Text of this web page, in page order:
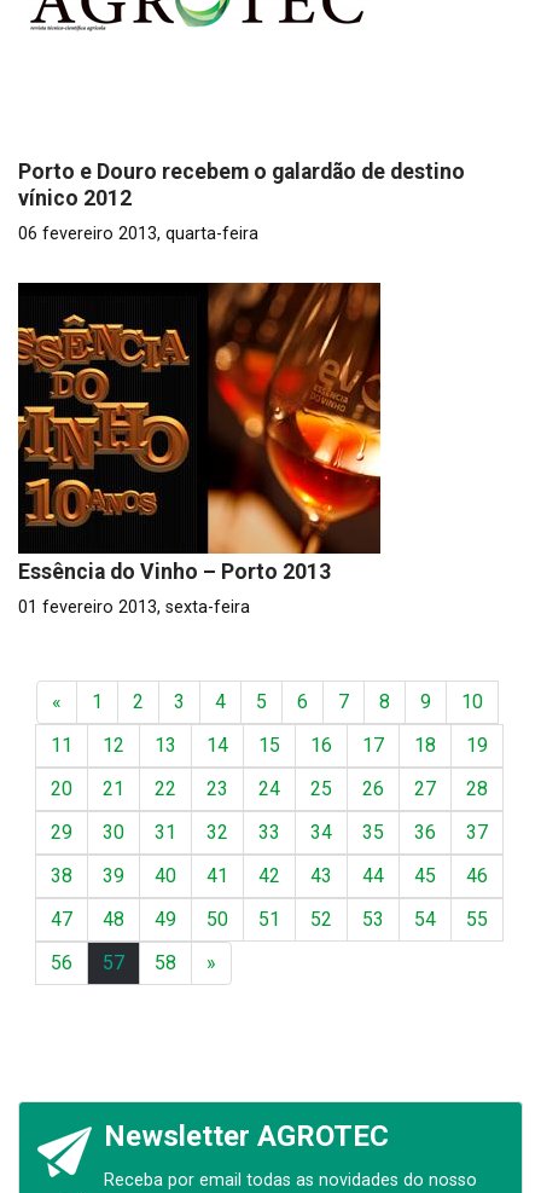
Porto e Douro recebem o galardão de destino
vínico 2012
06 fevereiro 2013, quarta-feira
Essência do Vinho – Porto 2013
01 fevereiro 2013, sexta-feira
« 1 2 3 4 5 6 7 8 9
10
11
12 13 14 15 16 17 18
19
20
21 22 23 24 25 26 27
28
29
30 31 32 33 34 35 36
37
38
39 40 41 42 43 44 45
46
47
48 49 50 51 52 53 54
55
56
57 58 »
Newsletter AGROTEC
Receba por email todas as novidades do nosso